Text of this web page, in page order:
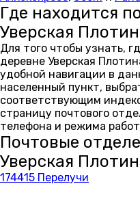
Где находится
Уверская
Для того чтобы узнать,
деревне Уверская
удобной навигации в
населенный пункт,
соответствующим
страницу почтового
телефона и режима
Почтовые
Уверская
174415 Перелучи